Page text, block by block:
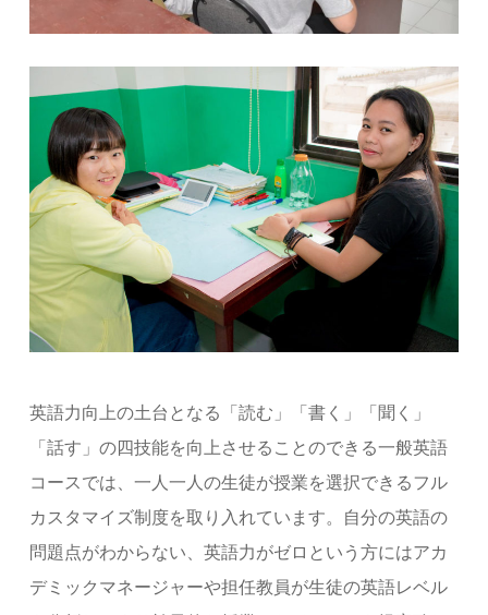
英語力向上の土台となる「読む」「書く」「聞く」
「話す」の四技能を向上させることのできる一般英語
コースでは、一人一人の生徒が授業を選択できるフル
カスタマイズ制度を取り入れています。自分の英語の
問題点がわからない、英語力がゼロという方にはアカ
デミックマネージャーや担任教員が生徒の英語レベル